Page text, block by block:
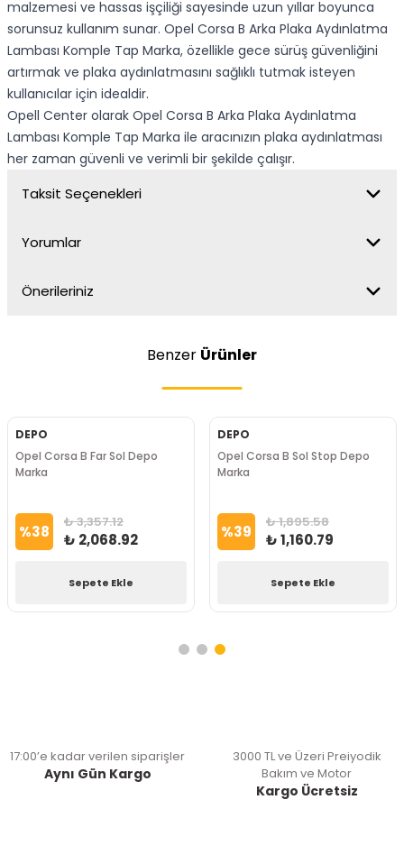
malzemesi ve hassas işçiliği sayesinde uzun yıllar boyunca
sorunsuz kullanım sunar. Opel Corsa B Arka Plaka Aydınlatma
Lambası Komple Tap Marka, özellikle gece sürüş güvenliğini
artırmak ve plaka aydınlatmasını sağlıklı tutmak isteyen
kullanıcılar için idealdir.
Opell Center olarak Opel Corsa B Arka Plaka Aydınlatma
Lambası Komple Tap Marka ile aracınızın plaka aydınlatması
her zaman güvenli ve verimli bir şekilde çalışır.
Taksit Seçenekleri
Yorumlar
Önerileriniz
Benzer Ürünler
DEPO
Opel Corsa B Far Sol Depo
Marka
%38 ₺ 3,357.12
₺ 2,068.92
Sepete Ekle
DEPO
Opel Corsa B Sol Stop Depo
Marka
%39 ₺ 1,895.58
₺ 1,160.79
Sepete Ekle
17:00’e kadar verilen siparişler
Aynı Gün Kargo
3000 TL ve Üzeri Preiyodik
Bakım ve Motor
Kargo Ücretsiz